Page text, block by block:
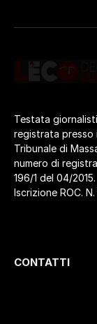
Testata
registrata presso
Tribunale di
numero di
196/1 del 04/2015.
Iscrizione ROC.
CONTATTI